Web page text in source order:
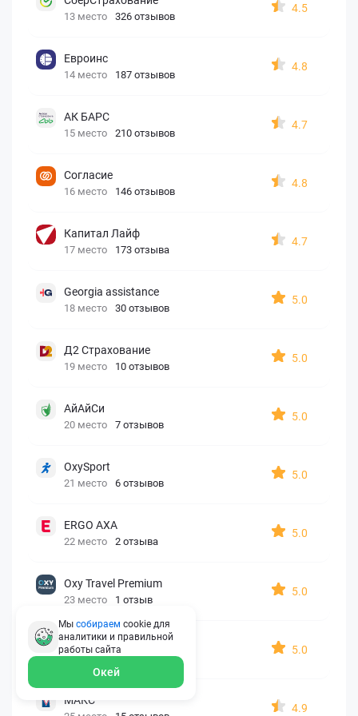
13 место 326 отзывов
4.5
Евроинс
14 место 187 отзывов
4.8
АК БАРС
15 место 210 отзывов
4.7
Согласие
16 место 146 отзывов
4.8
Капитал Лайф
17 место 173 отзыва
4.7
Georgia assistance
18 место 30 отзывов
5.0
Д2 Страхование
19 место 10 отзывов
5.0
АйАйСи
20 место 7 отзывов
5.0
OxySport
21 место 6 отзывов
5.0
ERGO AXA
22 место 2 отзыва
5.0
Oxy Travel Premium
23 место 1 отзыв
5.0
УралСиб
24 место 1 отзыв
5.0
МАКС
4.9
Мы собираем cookie для
аналитики и правильной
работы сайта
Окей